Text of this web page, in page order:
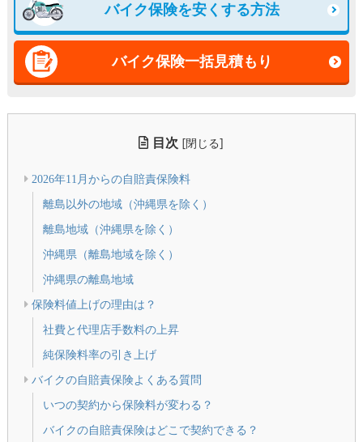
バイク保険を安くする方法
バイク保険一括見積もり
目次 [閉じる]
2026年11月からの自賠責保険料
離島以外の地域（沖縄県を除く）
離島地域（沖縄県を除く）
沖縄県（離島地域を除く）
沖縄県の離島地域
保険料値上げの理由は？
社費と代理店手数料の上昇
純保険料率の引き上げ
バイクの自賠責保険よくある質問
いつの契約から保険料が変わる？
バイクの自賠責保険はどこで契約できる？